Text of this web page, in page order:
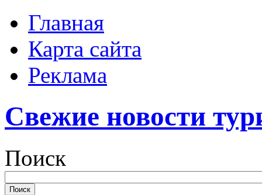
Главная
Карта сайта
Реклама
Свежие новости
Поиск